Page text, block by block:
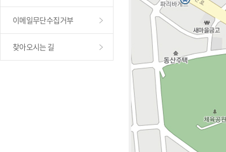
이메일무단수집거부
찾아오시는 길